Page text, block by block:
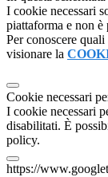
I cookie necessari
piattaforma e non
Per conoscere
visionare la
Cookie necessari
I cookie necessari
disabilitati. È
policy.
https://